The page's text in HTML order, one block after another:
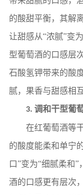
的酸甜平衡，其解
让甜感从“浓腻”变
型葡萄酒的口感层
石酸氢钾带来的酸
腻，果香与甜感相
3. 调和干型葡
在红葡萄酒等
的酸度能柔和单宁
口”变为“细腻柔和
酒的口感更有层次